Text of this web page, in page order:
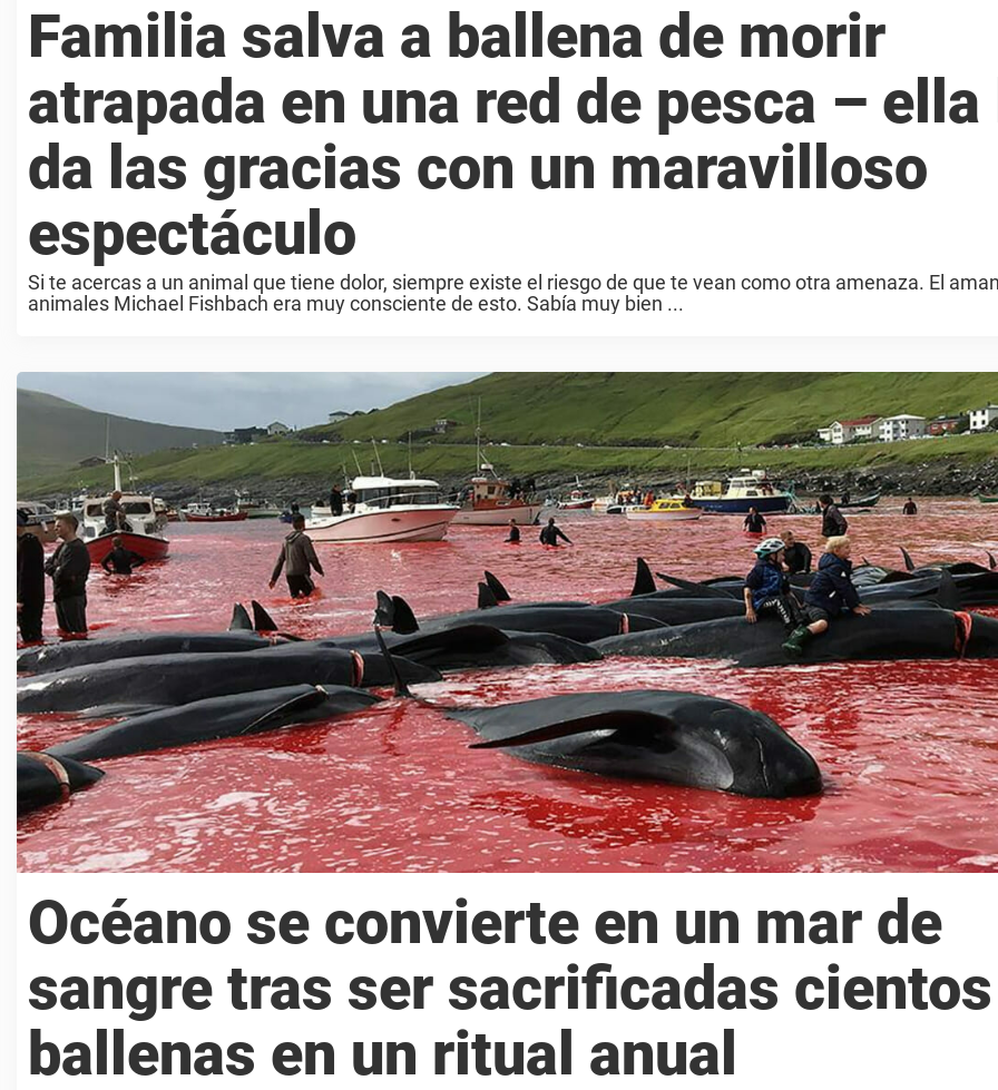
Familia salva a ballena de morir
atrapada en una red de pesca – ella
da las gracias con un maravilloso
espectáculo
Si te acercas a un animal que tiene dolor, siempre existe el riesgo de que te vean como otra amenaza. El
animales Michael Fishbach era muy consciente de esto. Sabía muy bien ...
Océano se convierte en un mar de
sangre tras ser sacrificadas
ballenas en un ritual anual